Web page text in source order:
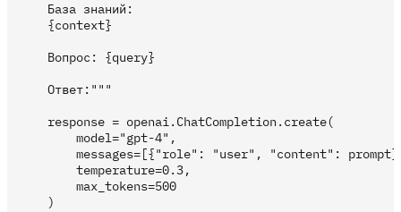
    База знаний:
    {context}
    Вопрос: {query}
    Ответ:"""
    response = openai.ChatCompletion.create(
        model="gpt-4",
messages=[{"role": "user", "content":
        temperature=0.3,
        max_tokens=500
    )